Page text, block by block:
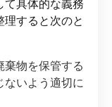
て具体的な義務
すると次のと
物を保管する
ないよう適切に